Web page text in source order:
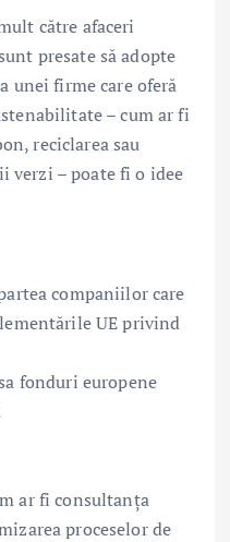
către afaceri
presate să adopte
unei firme care oferă
– cum ar fi
reciclarea sau
verzi – poate fi o idee
companiilor care
UE privind
fonduri europene
ar fi consultanța
proceselor de